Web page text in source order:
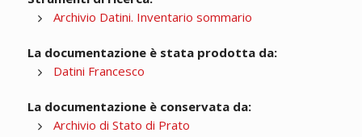
Archivio Datini. Inventario sommario
La documentazione è stata prodotta da:
Datini Francesco
La documentazione è conservata da:
Archivio di Stato di Prato